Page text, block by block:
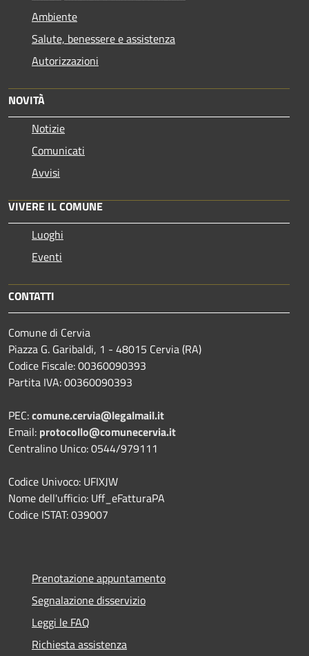
Ambiente
Salute, benessere e assistenza
Autorizzazioni
NOVITÀ
Notizie
Comunicati
Avvisi
VIVERE IL COMUNE
Luoghi
Eventi
CONTATTI
Comune di Cervia
Piazza G. Garibaldi, 1 - 48015 Cervia (RA)
Codice Fiscale: 00360090393
Partita IVA: 00360090393
PEC:comune.cervia@legalmail.it
Email: protocollo@comunecervia.it
Centralino Unico: 0544/979111
Codice Univoco: UFIXJW
Nome dell'ufficio: Uff_eFatturaPA
Codice ISTAT: 039007
Prenotazione appuntamento
Segnalazione disservizio
Leggi le FAQ
Richiesta assistenza